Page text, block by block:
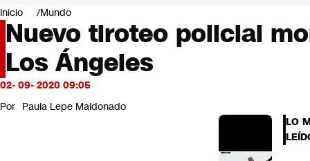
Mundo
Negocios
Deportes
Programas completos
Cultura
Servicios
Bits
CNN Data
Inicio Mundo
Nuevo tiroteo policial
Los Ángeles
02- 09- 2020 09:05
Por Paula Lepe Maldonado
LO